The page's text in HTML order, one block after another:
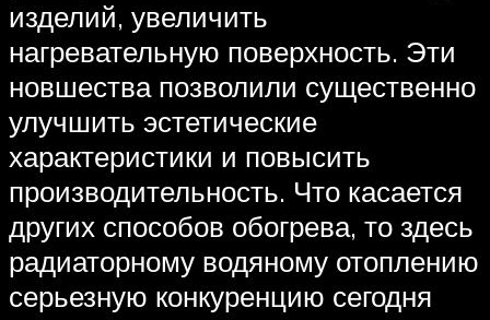
изделий, увеличить
нагревательную поверхность. Эти
новшества позволили существенно
улучшить эстетические
характеристики и повысить
производительность. Что касается
других способов обогрева, то здесь
радиаторному водяному отоплению
серьезную конкуренцию сегодня